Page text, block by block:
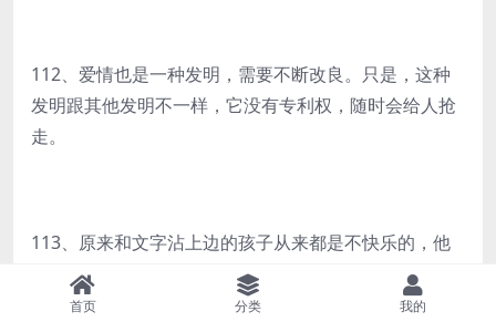
112、爱情也是一种发明，需要不断改良。只是，这种
发明跟其他发明不一样，它没有专利权，随时会给人抢
走。
113、原来和文字沾上边的孩子从来都是不快乐的，他
们的快乐象贪玩的小孩，游荡到天光，游荡到天光却还
不肯回来。
首页 分类 我的